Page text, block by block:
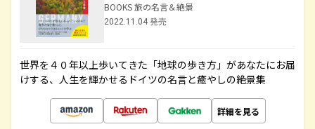
BOOKS 旅の名言＆絶景
2022.11.04 発売
世界を４０年以上歩いてきた「地球の歩き方」があなたにお届
けする、人生を輝かせるドイツの名言と癒やしの絶景集
詳細を見る